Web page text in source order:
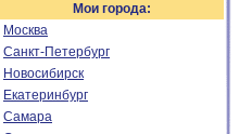
Мои города:
Москва
Санкт-Петербург
Новосибирск
Екатеринбург
Самара